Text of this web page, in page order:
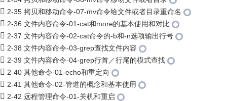
2-35 拷贝和移动命令-07-mv命令给文件或者目录重命名
2-36 文件内容命令-01-cat和more的基本使用和对比
2-37 文件内容命令-02-cat命令的-b和-n选项输出行号
2-38 文件内容命令-03-grep查找文件内容
2-39 文件内容命令-04-grep行首／行尾的模式查找
2-40 其他命令-01-echo和重定向
2-41 其他命令-02-管道的概念和基本使用
2-42 远程管理命令-01-关机和重启